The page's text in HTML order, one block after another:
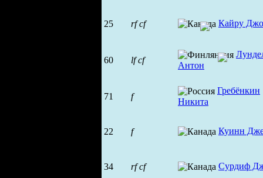
25 rf cf Кайру
60 lf cf
Антон
71 f
Гребёнкин
Никита
22 f Куинн
34 rf cf Сурдиф